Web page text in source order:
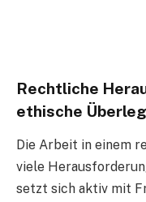
Rechtliche
ethische
Die Arbeit in einem
viele
setzt sich aktiv mit